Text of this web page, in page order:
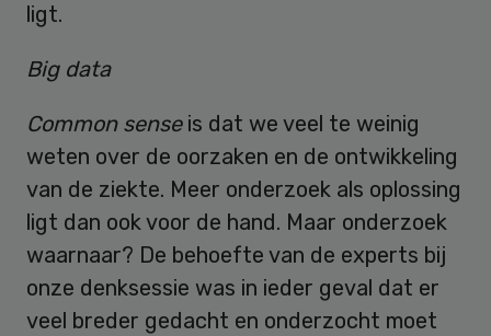
ligt.
Big data
Common senseis dat we veel te weinig
weten over de oorzaken en de ontwikkeling
van de ziekte. Meer onderzoek als oplossing
ligt dan ook voor de hand. Maar onderzoek
waarnaar? De behoefte van de experts bij
onze denksessie was in ieder geval dat er
veel breder gedacht en onderzocht moet